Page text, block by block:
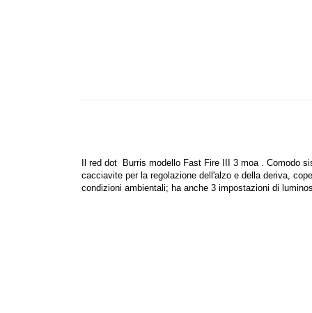
Il red dot Burris modello Fast Fire III 3 moa. Comodo
cacciavite per la regolazione dell'alzo e della deriva,
condizioni ambientali; ha anche 3 impostazioni di